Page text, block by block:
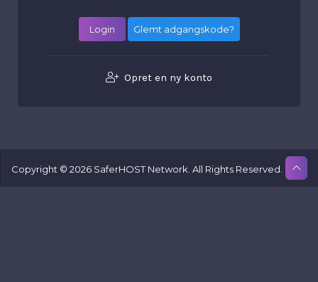
Glemt adgangskode?
Opret en ny konto
Copyright © 2026 SaferHOST Network. All Rights Reserved.